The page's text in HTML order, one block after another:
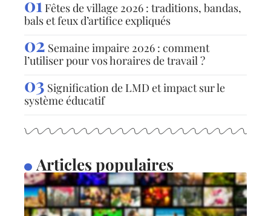
Fêtes de village 2026 : traditions, bandas,
bals et feux d’artifice expliqués
Semaine impaire 2026 : comment
l’utiliser pour vos horaires de travail ?
Signification de LMD et impact sur le
système éducatif
Articles populaires